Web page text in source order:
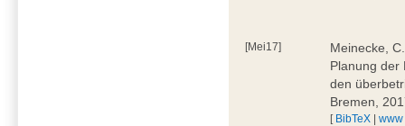
[Mei17]
Meinecke,
Planung der
den
Bremen,
[ BibTeX |www